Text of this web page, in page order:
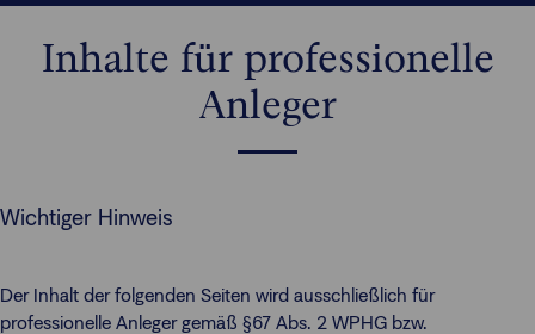
Inhalte für professionelle
Anleger
Wichtiger Hinweis
Der Inhalt der folgenden Seiten wird ausschließlich für
professionelle Anleger gemäß §67 Abs. 2 WPHG bzw.